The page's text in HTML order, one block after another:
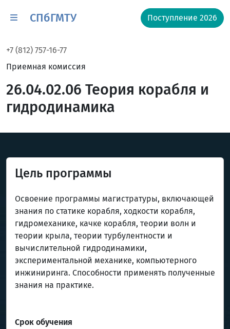
СПбГМТУ Поступление 2026
+7 (812) 757-16-77
Приемная комиссия
26.04.02.06 Теория корабля и
гидродинамика
Цель программы
Освоение программы магистратуры, включающей
знания по статике корабля, ходкости корабля,
гидромеханике, качке корабля, теории волн и
теории крыла, теории турбулентности и
вычислительной гидродинамики,
экспериментальной механике, компьютерного
инжиниринга. Способности применять полученные
знания на практике.
Срок обучения